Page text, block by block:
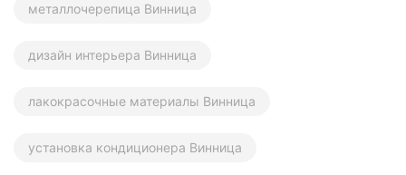
Луцк
Ужгород
металлочерепица Винница
дизайн интерьера Винница
лакокрасочные материалы Винница
установка кондиционера Винница